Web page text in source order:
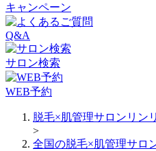
キャンペーン
Q&A
サロン検索
WEB予約
脱毛×肌管理サロンリン
>
全国の脱毛×肌管理サロ